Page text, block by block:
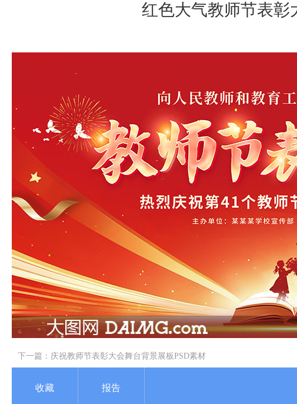
红色大气教师节表彰
下一篇： 庆祝教师节表彰大会舞台背景展板PSD素材
收藏 报告